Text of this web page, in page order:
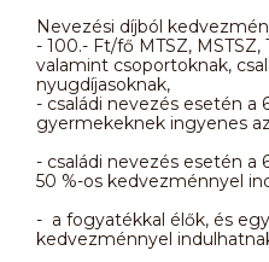
Nevezési díjból
- 100.- Ft/fő MTSZ,
valamint csoportoknak,
- családi nevezés esetén a
gyermekeknek ingyenes
- családi nevezés esetén a
50 %-os kedvezménnyel
- a fogyatékkal élők, és
kedvezménnyel